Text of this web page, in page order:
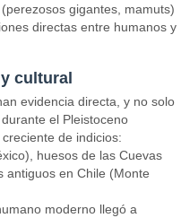
gigantes, mamuts)
directas entre humanos y
cultural
evidencia directa, y no solo
el Pleistoceno
de indicios:
huesos de las Cuevas
antiguos en Chile (Monte
moderno llegó a